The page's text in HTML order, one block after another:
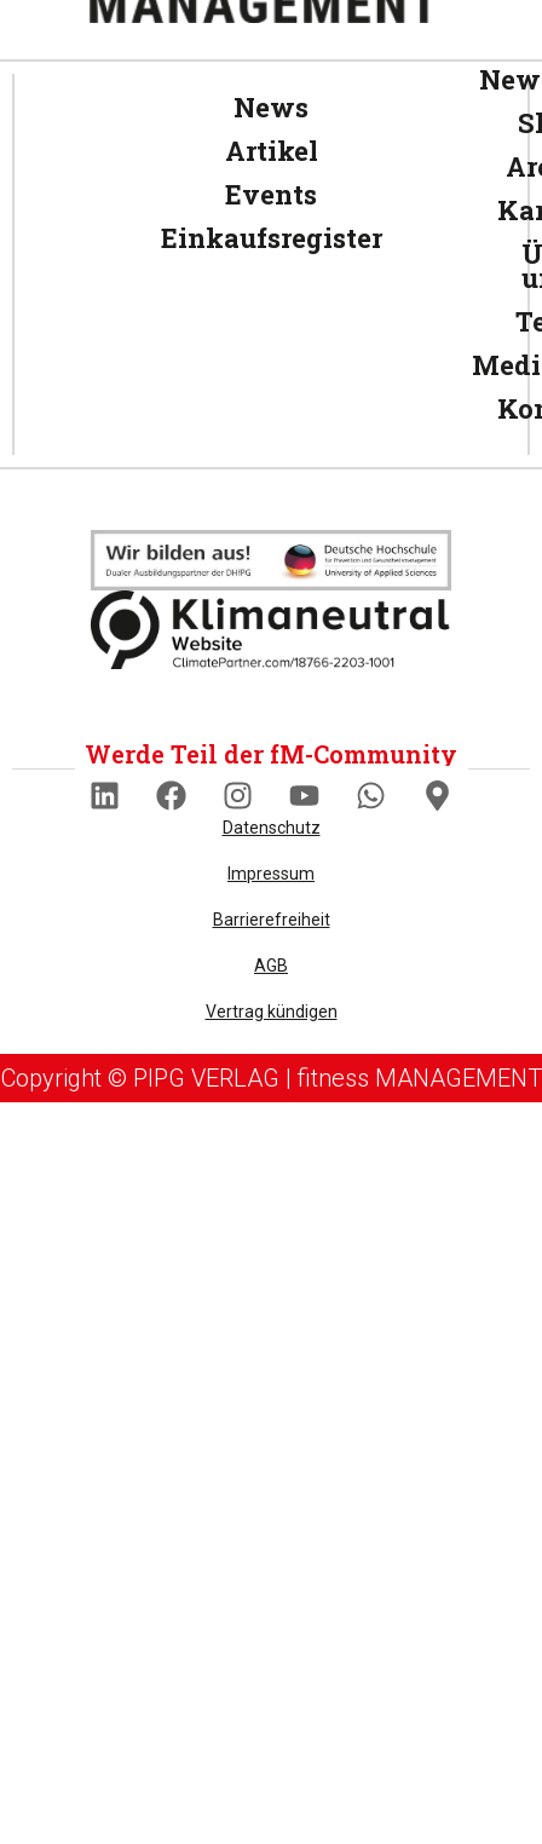
News
Artikel
Events
Einkaufsregister
Werde Teil der fM-Community
Datenschutz
Impressum
Barrierefreiheit
AGB
Vertrag kündigen
Copyright © PIPG VERLAG | fitness MANAGEMENT